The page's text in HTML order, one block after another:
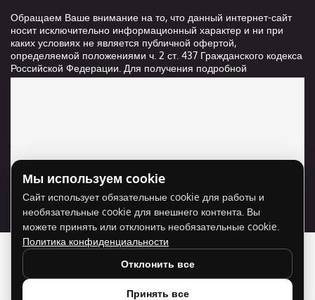
Обращаем Ваше внимание на то, что данный интернет-сайт
носит исключительно информационный характер и ни при
каких условиях не является публичной офертой,
определяемой положениями ч. 2 ст. 437 Гражданского кодекса
Российской Федерации. Для получения подробной
информации о стоимости и сроках выполнения услуг,
Для отображения карты нужно разрешить
использование cookie для внешнего контента.
Разрешить cookie
Мы используем cookie
Сайт использует обязательные cookie для работы и
необязательные cookie для внешнего контента. Вы
можете принять или отклонить необязательные cookie.
Политика конфиденциальности
Отклонить все
Принять все